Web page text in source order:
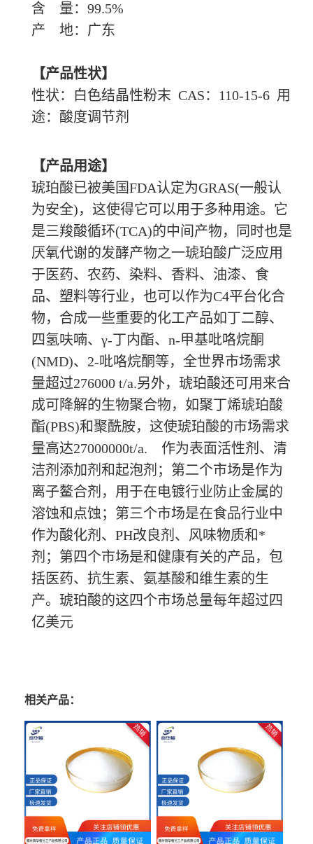
含 量：99.5%
产 地：广东
【产品性状】
性状：白色结晶性粉末 CAS：110-15-6 用
途：酸度调节剂
【产品用途】
琥珀酸已被美国FDA认定为GRAS(一般认
为安全)，这使得它可以用于多种用途。它
是三羧酸循环(TCA)的中间产物，同时也是
厌氧代谢的发酵产物之一琥珀酸广泛应用
于医药、农药、染料、香料、油漆、食
品、塑料等行业，也可以作为C4平台化合
物，合成一些重要的化工产品如丁二醇、
四氢呋喃、γ-丁内酯、n-甲基吡咯烷酮
(NMD)、2-吡咯烷酮等，全世界市场需求
量超过276000 t/a.另外，琥珀酸还可用来合
成可降解的生物聚合物，如聚丁烯琥珀酸
酯(PBS)和聚酰胺，这使琥珀酸的市场需求
量高达27000000t/a. 作为表面活性剂、清
洁剂添加剂和起泡剂；第二个市场是作为
离子鳌合剂，用于在电镀行业防止金属的
溶蚀和点蚀；第三个市场是在食品行业中
作为酸化剂、PH改良剂、风味物质和*
剂；第四个市场是和健康有关的产品，包
括医药、抗生素、氨基酸和维生素的生
产。琥珀酸的这四个市场总量每年超过四
亿美元
相关产品：